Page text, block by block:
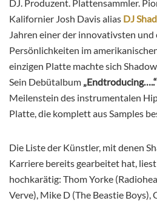
DJ. Produzent. Plattensammler.
Kalifornier Josh Davis alias DJ
Jahren einer der innovativsten
Persönlichkeiten im
einzigen Platte machte sich
Sein Debütalbum „Endtroducing…..“
Meilenstein des instrumentalen
Platte, die komplett aus Samples
Die Liste der Künstler, mit denen
Karriere bereits gearbeitet hat,
hochkarätig: Thom Yorke
Verve), Mike D (The Beastie Boys),